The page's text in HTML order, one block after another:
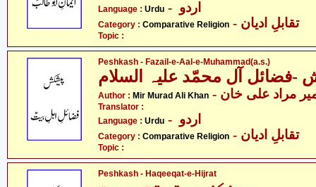
Language : Urdu
Category : Comparative Religion - تقابلِ ادیان
Topic :
Peshkash - Fazail-e-Aal-e-Muhammad(a.s.)
-فضائل آل محمّد علیہ السلام
Author : Mir Murad Ali Khan میر مراد علی خان
Translator :
Language : Urdu
Category : Comparative Religion - تقابلِ ادیان
Topic :
Peshkash - Haqeeqat-e-Hijrat